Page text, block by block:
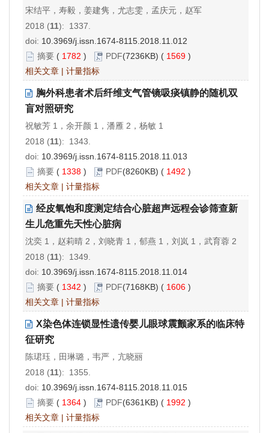
宋结平，寿毅，姜建隽，尤志雯，孟庆元，赵军
2018 (11): 1337.
doi: 10.3969/j.issn.1674-8115.2018.11.012
摘要 ( 1782 ) PDF(7236KB) ( 1569 )
相关文章 | 计量指标
胸外科患者术后纤维支气管镜吸痰镇静的随机双
盲对照研究
祝敏芳 1，余开颜 1，潘雁 2，杨敏 1
2018 (11): 1343.
doi: 10.3969/j.issn.1674-8115.2018.11.013
摘要 ( 1338 ) PDF(8260KB) ( 1492 )
相关文章 | 计量指标
经皮氧饱和度测定结合心脏超声远程会诊筛查新
生儿危重先天性心脏病
沈奕 1，赵莉晴 2，刘晓青 1，郁燕 1，刘岚 1，武育蓉 2
2018 (11): 1349.
doi: 10.3969/j.issn.1674-8115.2018.11.014
摘要 ( 1342 ) PDF(7168KB) ( 1606 )
相关文章 | 计量指标
X染色体连锁显性遗传婴儿眼球震颤家系的临床特
征研究
陈珺珏，田琳璐，韦严，亢晓丽
2018 (11): 1355.
doi: 10.3969/j.issn.1674-8115.2018.11.015
摘要 ( 1364 ) PDF(6361KB) ( 1992 )
相关文章 | 计量指标